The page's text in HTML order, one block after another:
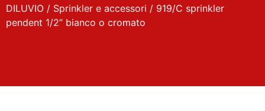
DILUVIO / Sprinkler e accessori / 919/C sprinkler
pendent 1/2” bianco o cromato